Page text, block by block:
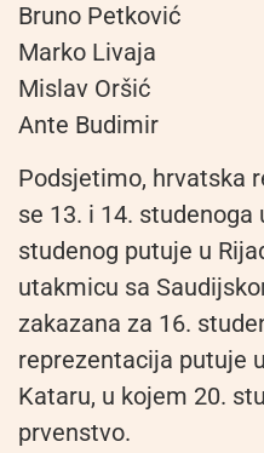
Bruno Petković
Marko Livaja
Mislav Oršić
Ante Budimir
Podsjetimo, hrvatska
se 13. i 14. studenoga
studenog putuje u
utakmicu sa
zakazana za 16.
reprezentacija putuje
Kataru, u kojem 20.
prvenstvo.